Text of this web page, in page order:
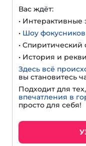
Вас ждёт:
• Интерактивные
• Шоу
• Спиритический
• История и
Здесь всё
вы становитесь
Подходит для
впечатления в
просто для себя!